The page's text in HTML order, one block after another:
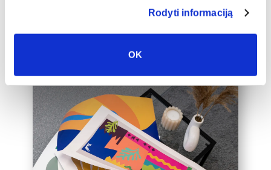
Rodyti informaciją
OK
rakstot uz labas@drobiunamai.lt.